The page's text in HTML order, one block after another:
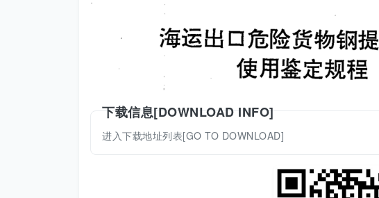
下载信息[DOWNLOAD INFO]
进入下载地址列表[GO TO DOWNLOAD]